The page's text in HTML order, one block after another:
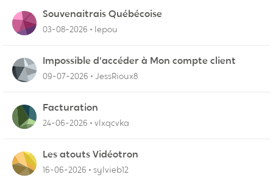
Souvenaitrais Québécoise
03-08-2026 lepou
Impossible d'accéder à Mon compte client
09-07-2026 JessRioux8
Facturation
24-06-2026 vlxqcvka
Les atouts Vidéotron
16-06-2026 sylvieb12